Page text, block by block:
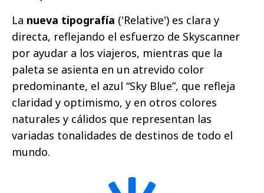
La nueva tipografía ('Relative') es clara y
directa, reflejando el esfuerzo de Skyscanner
por ayudar a los viajeros, mientras que la
paleta se asienta en un atrevido color
predominante, el azul “Sky Blue”, que refleja
claridad y optimismo, y en otros colores
naturales y cálidos que representan las
variadas tonalidades de destinos de todo el
mundo.